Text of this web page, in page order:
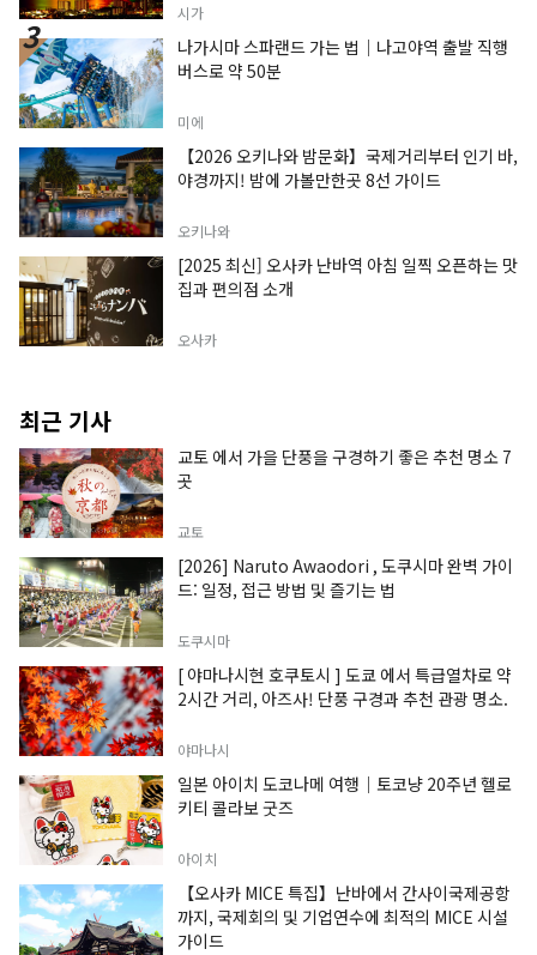
시가
나가시마 스파랜드 가는 법｜나고야역 출발 직행
버스로 약 50분
미에
【2026 오키나와 밤문화】국제거리부터 인기 바,
야경까지! 밤에 가볼만한곳 8선 가이드
오키나와
[2025 최신] 오사카 난바역 아침 일찍 오픈하는 맛
집과 편의점 소개
오사카
최근 기사
교토 에서 가을 단풍을 구경하기 좋은 추천 명소 7
곳
교토
[2026] Naruto Awaodori , 도쿠시마 완벽 가이
드: 일정, 접근 방법 및 즐기는 법
도쿠시마
[ 야마나시현 호쿠토시 ] 도쿄 에서 특급열차로 약
2시간 거리, 아즈사! 단풍 구경과 추천 관광 명소.
야마나시
일본 아이치 도코나메 여행｜토코냥 20주년 헬로
키티 콜라보 굿즈
아이치
【오사카 MICE 특집】난바에서 간사이국제공항
까지, 국제회의 및 기업연수에 최적의 MICE 시설
가이드